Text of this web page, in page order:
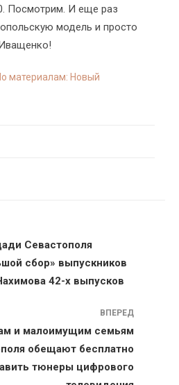
Посмотрим. И еще раз
модель и просто
материалам: Новый
Севастополя
сбор» выпускников
42-х выпусков
ВПЕРЕД
и малоимущим семьям
обещают бесплатно
тюнеры цифрового